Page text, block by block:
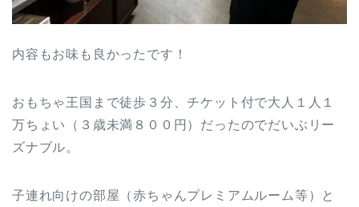
内容もお味も良かったです！
おもちゃ王国まで徒歩３分、チケット付で大人１人１
万ちょい（３歳未満８００円）だったのでだいぶリー
ズナブル。
子連れ向けの部屋（赤ちゃんプレミアムルーム等）と